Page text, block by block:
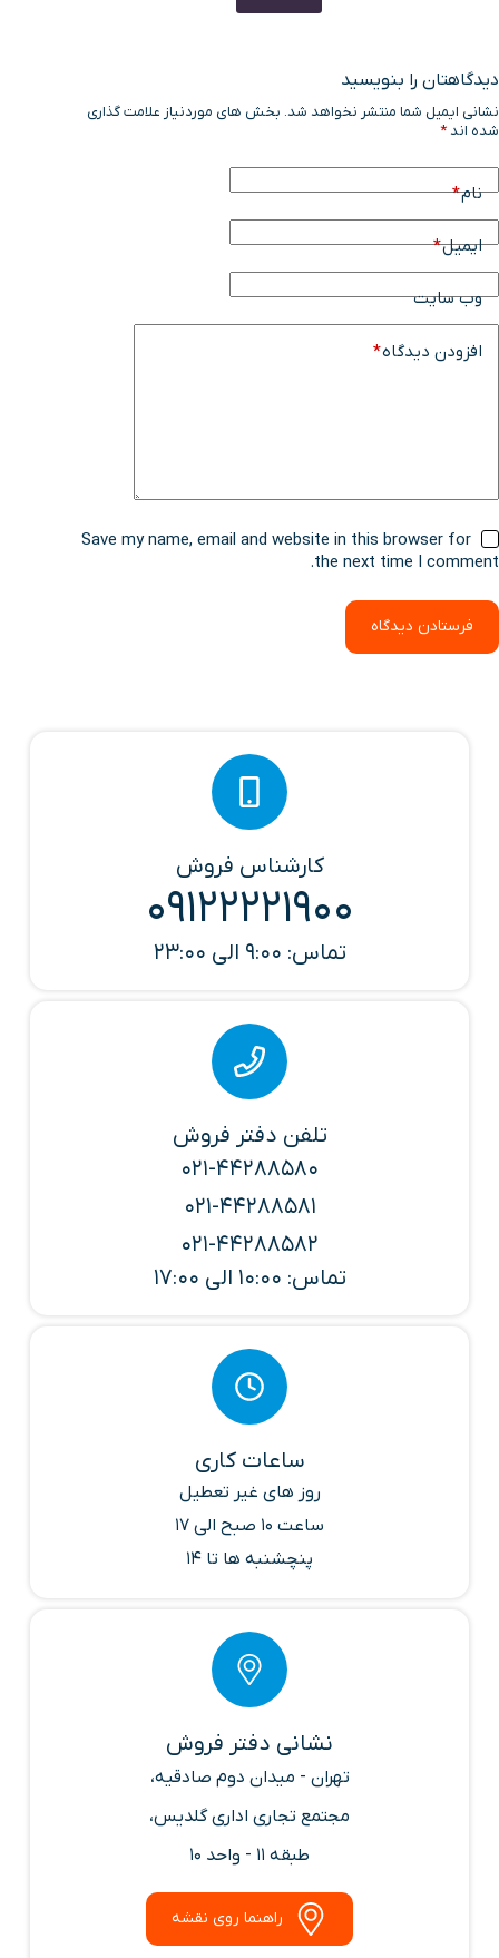
دیدگاهتان را بنویسید
نشانی ایمیل شما منتشر نخواهد شد. بخش های موردنیاز علامت گذاری
شده اند*
نام*
ایمیل*
وب سایت
افزودن دیدگاه*
Save my name, email and website in this browser for
the next time I comment.
فرستادن دیدگاه
کارشناس فروش
09122221900
تماس: 9:00 الی 23:00
تلفن دفتر فروش
021-44288580
021-44288581
021-44288582
تماس: 10:00 الی 17:00
ساعات کاری
روز های غیر تعطیل
ساعت 10 صبح الی 17
پنچشنبه ها تا 14
نشانی دفتر فروش
تهران - میدان دوم صادقیه،
مجتمع تجاری اداری گلدیس،
طبقه 11 - واحد 10
راهنما روی نقشه